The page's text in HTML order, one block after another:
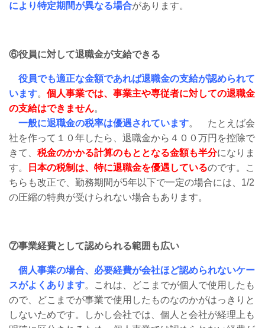
により特定期間が異なる場合があります。
⑥役員に対して退職金が支給できる
役員でも適正な金額であれば退職金の支給が認められて
います。 個人事業では、事業主や専従者に対しての退職金
の支給はできません。
一般に退職金の税率は優遇されています。 たとえば会
社を作って１０年したら、退職金から４００万円を控除で
きて、 税金のかかる計算のもととなる金額も半分になりま
す。
日本の税制は、特に退職金を優遇しているのです。こ
ちらも改正で、勤務期間が5年以下で一定の場合には、1/2
の圧縮の特典が受けられない場合もあります。
⑦事業経費として認められる範囲も広い
個人事業の場合、必要経費が会社ほど認められないケー
スがよくあります。これは、どこまでが個人で使用したも
ので、どこまでが事業で使用したものなのかがはっきりと
しないためです。しかし会社では、個人と会社が経理上も